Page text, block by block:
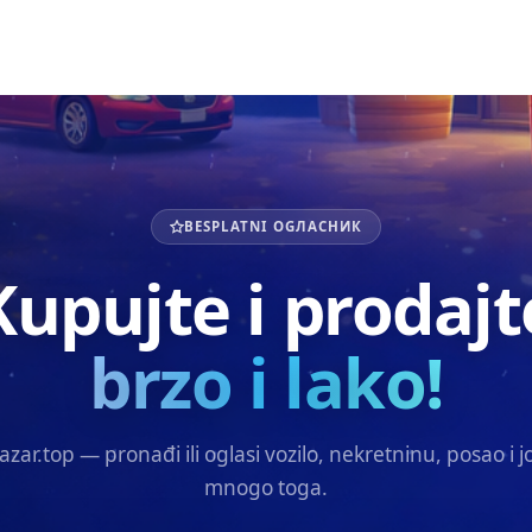
BESPLATNI OGЛАСНИК
i
brzo i lako!
— pronađi ili oglasi vozilo, nekretninu, posao i
mnogo toga.